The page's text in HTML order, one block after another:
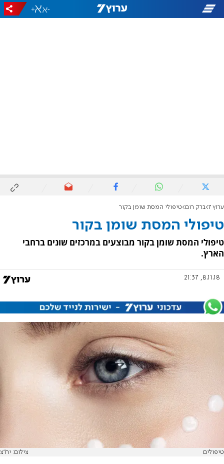
-
+
ערוץ 7 ברק רום טיפולי המסת שומן בקור
טיפולי המסת שומן בקור
טיפולי המסת שומן בקור מבוצעים במרכזים שונים ברחבי
הארץ.
8.11.18, 21:37
טיפולים צילום: יח"צ